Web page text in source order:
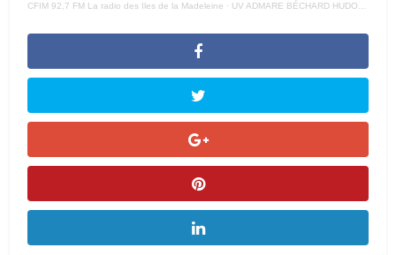
CFIM 92,7 FM La radio des Iles de la Madeleine · UV ADMARE BÉCHARD HUDON COURT – 23 JUIN 2022 –